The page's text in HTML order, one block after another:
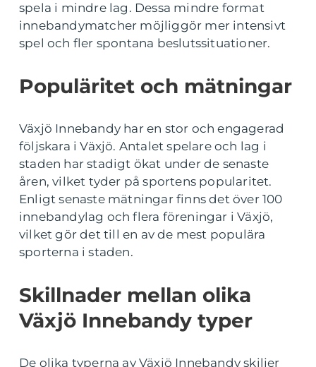
spela i mindre lag. Dessa mindre format
innebandymatcher möjliggör mer intensivt
spel och fler spontana beslutssituationer.
Populäritet och mätningar
Växjö Innebandy har en stor och engagerad
följskara i Växjö. Antalet spelare och lag i
staden har stadigt ökat under de senaste
åren, vilket tyder på sportens popularitet.
Enligt senaste mätningar finns det över 100
innebandylag och flera föreningar i Växjö,
vilket gör det till en av de mest populära
sporterna i staden.
Skillnader mellan olika
Växjö Innebandy typer
De olika typerna av Växjö Innebandy skiljer